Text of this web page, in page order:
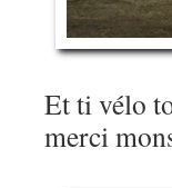
Et ti vélo
merci